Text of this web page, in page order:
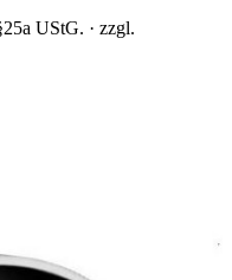
UStG. · zzgl.